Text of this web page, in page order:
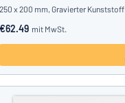
250 x 200 mm, Gravierter Kunststoff
€62.49 mit MwSt.